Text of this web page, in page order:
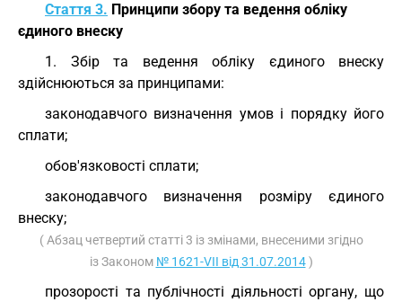
Стаття 3. Принципи збору та ведення обліку
єдиного внеску
1. Збір та ведення обліку єдиного внеску
здійснюються за принципами:
законодавчого визначення умов і порядку його
сплати;
обов'язковості сплати;
законодавчого визначення розміру єдиного
внеску;
( Абзац четвертий статті 3 із змінами, внесеними згідно
із Законом № 1621-VII від 31.07.2014)
прозорості та публічності діяльності органу, що